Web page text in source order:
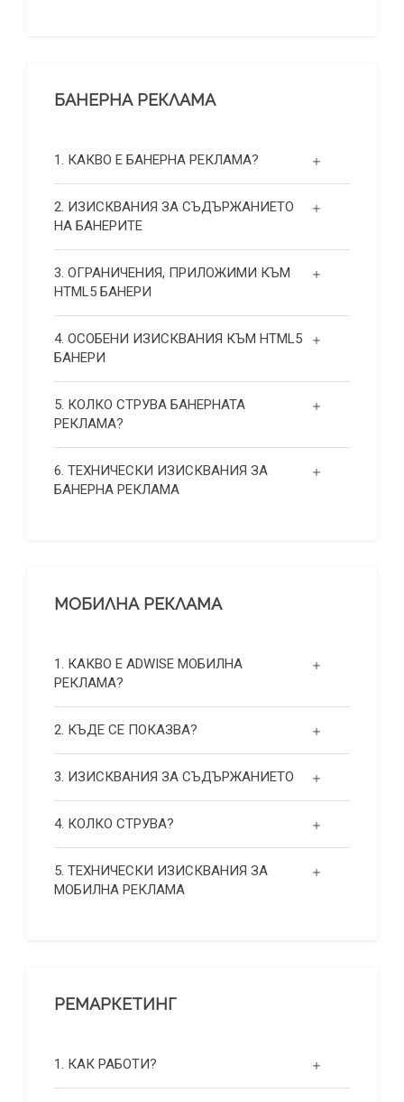
БАНЕРНА РЕКЛАМА
1. КАКВО Е БАНЕРНА РЕКЛАМА?
2. ИЗИСКВАНИЯ ЗА СЪДЪРЖАНИЕТО
НА БАНЕРИТЕ
3. ОГРАНИЧЕНИЯ, ПРИЛОЖИМИ КЪМ
HTML5 БАНЕРИ
4. ОСОБЕНИ ИЗИСКВАНИЯ КЪМ HTML5
БАНЕРИ
5. КОЛКО СТРУВА БАНЕРНАТА
РЕКЛАМА?
6. ТЕХНИЧЕСКИ ИЗИСКВАНИЯ ЗА
БАНЕРНА РЕКЛАМА
МОБИЛНА РЕКЛАМА
1. КАКВО Е ADWISE МОБИЛНА
РЕКЛАМА?
2. КЪДЕ СЕ ПОКАЗВА?
3. ИЗИСКВАНИЯ ЗА СЪДЪРЖАНИЕТО
4. КОЛКО СТРУВА?
5. ТЕХНИЧЕСКИ ИЗИСКВАНИЯ ЗА
МОБИЛНА РЕКЛАМА
РЕМАРКЕТИНГ
1. КАК РАБОТИ?